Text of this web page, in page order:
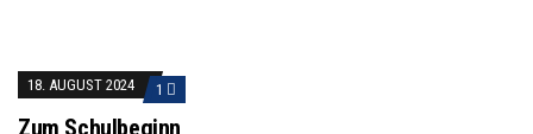
18. AUGUST 2024 1
Zum Schulbeginn